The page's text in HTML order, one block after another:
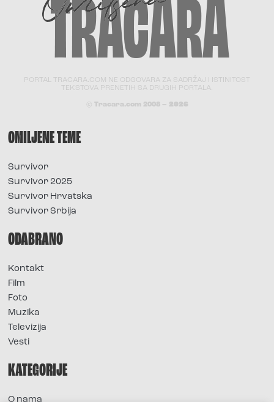
PORTAL TRACARA.COM NE ODGOVARA ZA SADRŽAJ I ISTINITOST
TEKSTOVA PRENETIH SA DRUGIH PORTALA.
© Tracara.com 2008 – 2026
OMILJENE TEME
Survivor
Survivor 2025
Survivor Hrvatska
Survivor Srbija
ODABRANO
Kontakt
Film
Foto
Muzika
Televizija
Vesti
KATEGORIJE
O nama